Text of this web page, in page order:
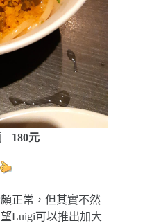
180元
正常，但其實不然
Luigi可以推出加大